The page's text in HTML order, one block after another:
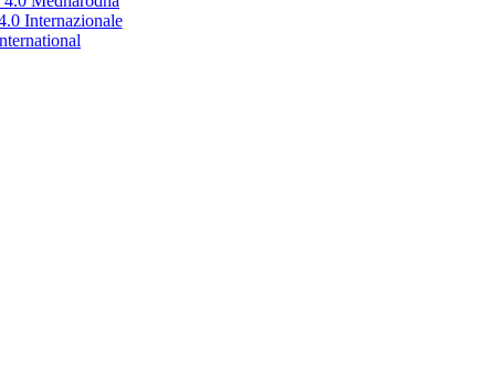
Internazionale